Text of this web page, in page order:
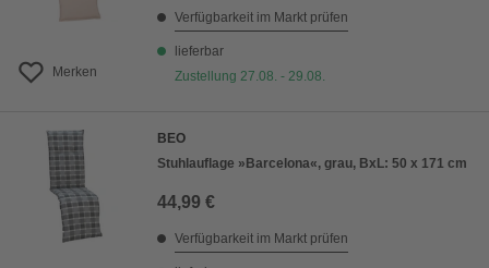
Merken
Verfügbarkeit im Markt prüfen
lieferbar
Zustellung 27.08. - 29.08.
BEO
Stuhlauflage »Barcelona«, grau, BxL: 50 x 171 cm
44,99 €
Verfügbarkeit im Markt prüfen